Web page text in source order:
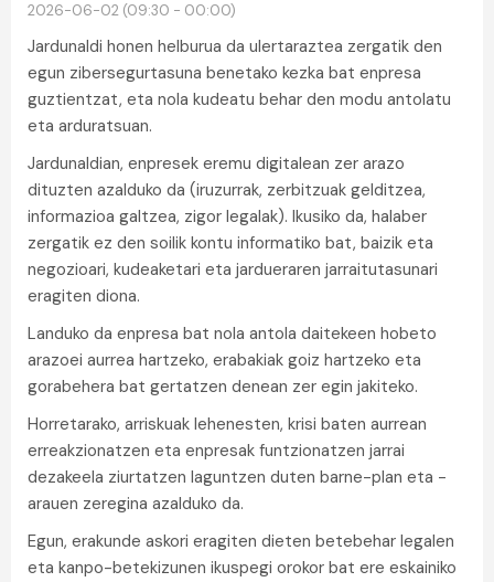
2026-06-02 (09:30 - 00:00)
Jardunaldi honen helburua da ulertaraztea zergatik den
egun zibersegurtasuna benetako kezka bat enpresa
guztientzat, eta nola kudeatu behar den modu antolatu
eta arduratsuan.
Jardunaldian, enpresek eremu digitalean zer arazo
dituzten azalduko da (iruzurrak, zerbitzuak gelditzea,
informazioa galtzea, zigor legalak). Ikusiko da, halaber
zergatik ez den soilik kontu informatiko bat, baizik eta
negozioari, kudeaketari eta jardueraren jarraitutasunari
eragiten diona.
Landuko da enpresa bat nola antola daitekeen hobeto
arazoei aurrea hartzeko, erabakiak goiz hartzeko eta
gorabehera bat gertatzen denean zer egin jakiteko.
Horretarako, arriskuak lehenesten, krisi baten aurrean
erreakzionatzen eta enpresak funtzionatzen jarrai
dezakeela ziurtatzen laguntzen duten barne-plan eta -
arauen zeregina azalduko da.
Egun, erakunde askori eragiten dieten betebehar legalen
eta kanpo-betekizunen ikuspegi orokor bat ere eskainiko